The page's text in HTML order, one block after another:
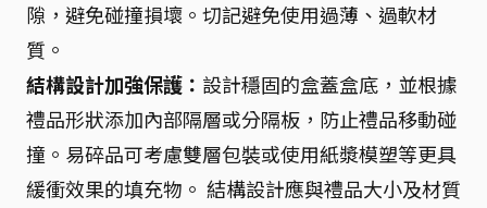
隙，避免碰撞損壞。切記避免使用過薄、過軟材
質。
結構設計加強保護： 設計穩固的盒蓋盒底，並根據
禮品形狀添加內部隔層或分隔板，防止禮品移動碰
撞。易碎品可考慮雙層包裝或使用紙漿模塑等更具
緩衝效果的填充物。 結構設計應與禮品大小及材質